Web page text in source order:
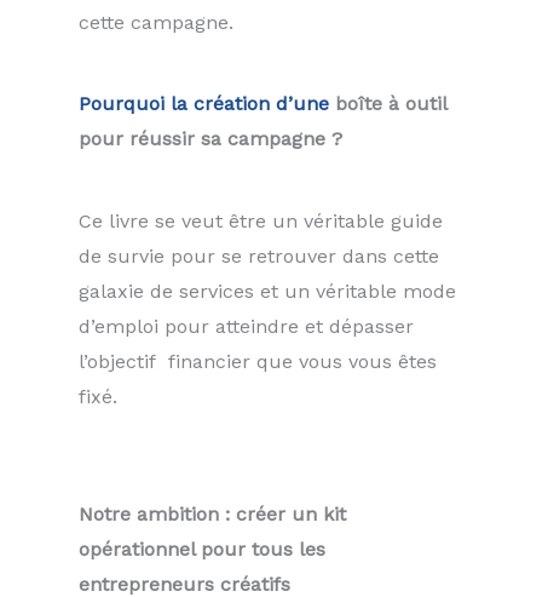
cette campagne.
Pourquoi la création d’une boîte à outil
pour réussir sa campagne ?
Ce livre se veut être un véritable guide
de survie pour se retrouver dans cette
galaxie de services et un véritable mode
d’emploi pour atteindre et dépasser
l’objectif financier que vous vous êtes
fixé.
Notre ambition : créer un kit
opérationnel pour tous les
entrepreneurs créatifs